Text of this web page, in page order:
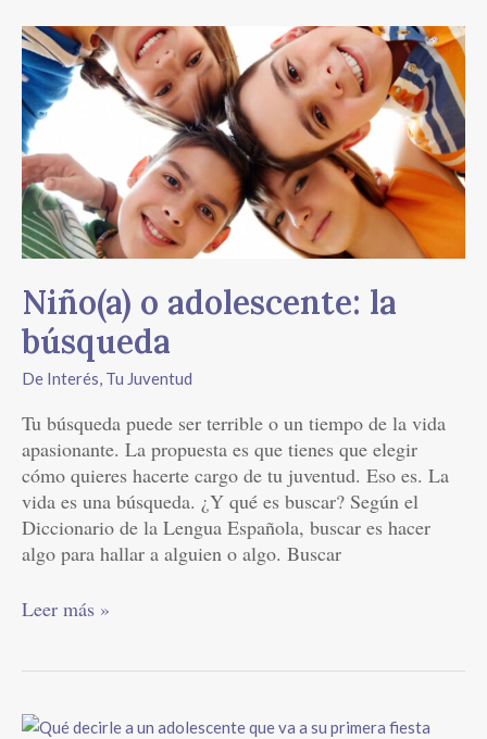
Niño(a) o adolescente: la
búsqueda
De Interés, Tu Juventud
Tu búsqueda puede ser terrible o un tiempo de la vida
apasionante. La propuesta es que tienes que elegir
cómo quieres hacerte cargo de tu juventud. Eso es. La
vida es una búsqueda. ¿Y qué es buscar? Según el
Diccionario de la Lengua Española, buscar es hacer
algo para hallar a alguien o algo. Buscar
Niño(a)
o
adolescente:
la
búsqueda
Leer más »
¿Qué